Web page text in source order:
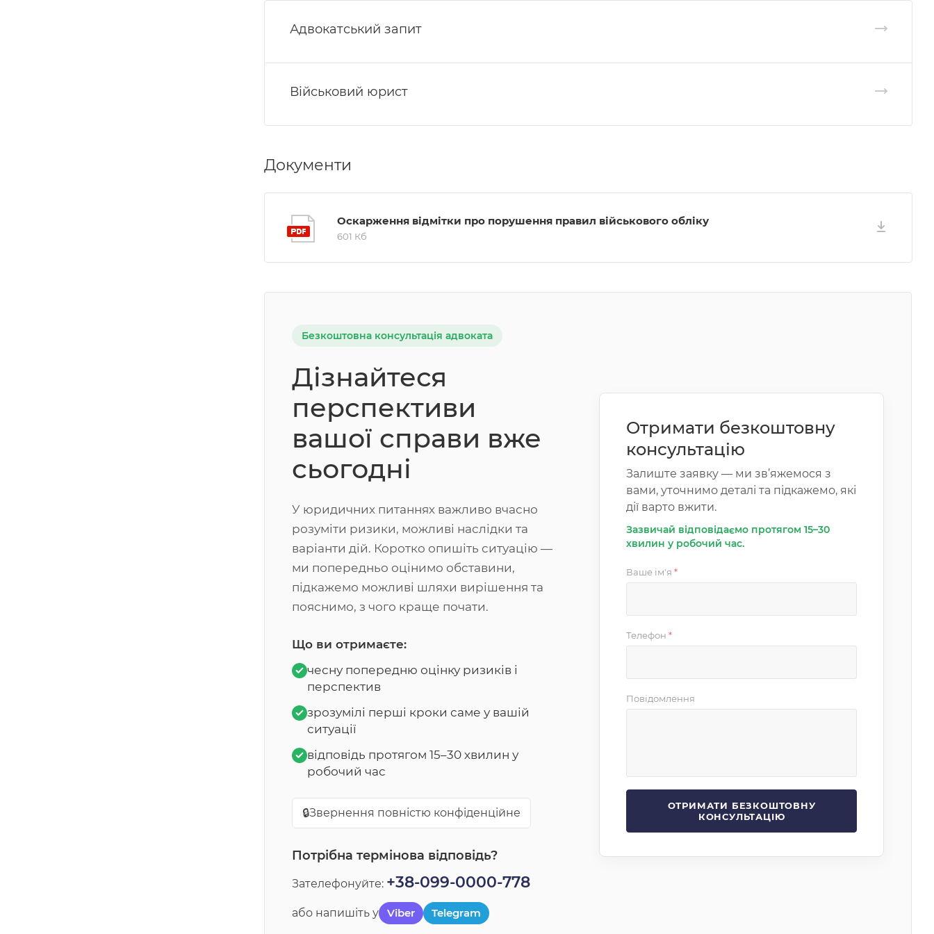
Адвокатський запит
Військовий юрист
Документи
Оскарження відмітки про порушення правил військового обліку
601 Кб
Безкоштовна консультація адвоката
Дізнайтеся
перспективи
вашої справи вже
сьогодні
У юридичних питаннях важливо вчасно
розуміти ризики, можливі наслідки та
варіанти дій. Коротко опишіть ситуацію —
ми попередньо оцінимо обставини,
підкажемо можливі шляхи вирішення та
пояснимо, з чого краще почати.
Що ви отримаєте:
чесну попередню оцінку ризиків і
перспектив
зрозумілі перші кроки саме у вашій
ситуації
відповідь протягом 15–30 хвилин у
робочий час
🔒Звернення повністю конфіденційне
Потрібна термінова відповідь?
Зателефонуйте: +38-099-0000-778
або напишіть у Viber Telegram
Отримати безкоштовну
консультацію
Залиште заявку — ми зв’яжемося з
вами, уточнимо деталі та підкажемо, які
дії варто вжити.
Зазвичай відповідаємо протягом 15–30
хвилин у робочий час.
Ваше ім'я *
Телефон *
Повідомлення